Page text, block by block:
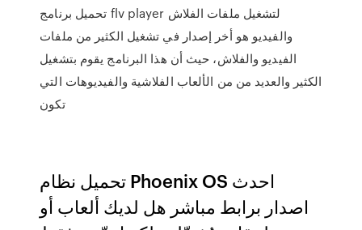
تحميل برنامج flv player لتشغيل ملفات الفلاش
والفيديو هو أخر إصدار في تشغيل الكثير من ملفات
الفيديو والفلاش، حيث أن هذا البرنامج يقوم بتشغيل
الكثير والعديد من من الألعاب الفلاشية والفيديوهات التي
تكون
تحميل نظام Phoenix OS احدث
اصدار برابط مباشر هل لديك ألعاب أو